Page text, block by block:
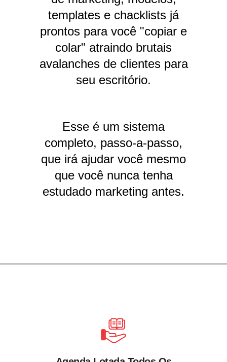
templates e chacklists já
prontos para você "copiar e
colar" atraindo brutais
avalanches de clientes para
seu escritório.
Esse é um sistema
completo, passo-a-passo,
que irá ajudar você mesmo
que você nunca tenha
estudado marketing antes.